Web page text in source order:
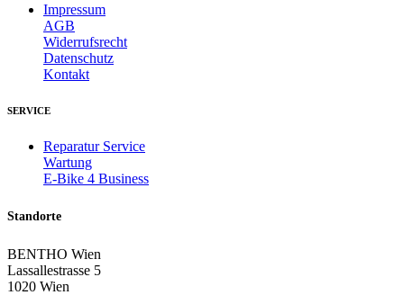
Impressum
AGB
Widerrufsrecht
Datenschutz
Kontakt
SERVICE
Reparatur Service
Wartung
E-Bike 4 Business
Standorte
BENTHO Wien
Lassallestrasse 5
1020 Wien